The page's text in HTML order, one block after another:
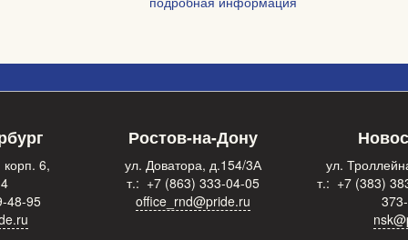
6,
48-95
Ростов-на-Дону
ул. Доватора, д.154/3А
т.: +7 (863) 333-04-05
office_rnd@pride.ru
ул.
т.: +7 (383)